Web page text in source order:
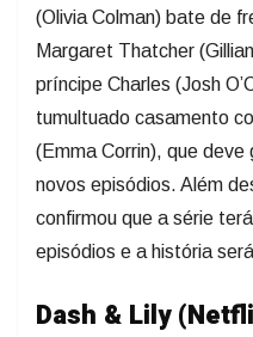
(Olivia Colman) bate de
Margaret Thatcher
príncipe Charles (Josh
tumultuado casamento
(Emma Corrin), que deve
novos episódios. Além
confirmou que a série
episódios e a história
Dash & Lily